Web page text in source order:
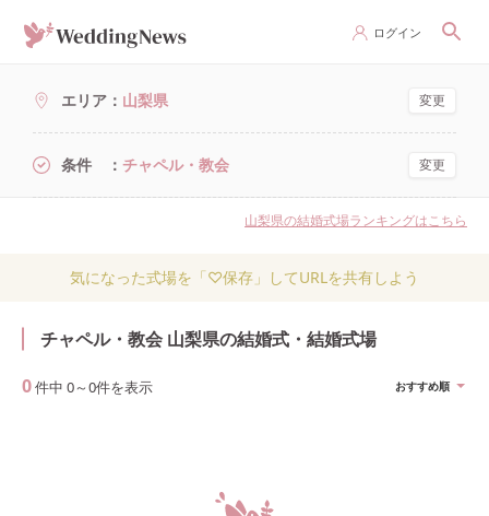
ログイン
エリア 山梨県 変更
条件 チャペル・教会 変更
山梨県の結婚式場ランキングはこちら
気になった式場を「♡保存」してURLを共有しよう
チャペル・教会 山梨県の結婚式・結婚式場
0件中 0～0件を表示 おすすめ順